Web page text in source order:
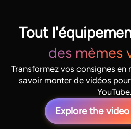
Tout
des mèmes
Transformez vos consignes en
savoir monter de vidéos
YouTube.
Explore the